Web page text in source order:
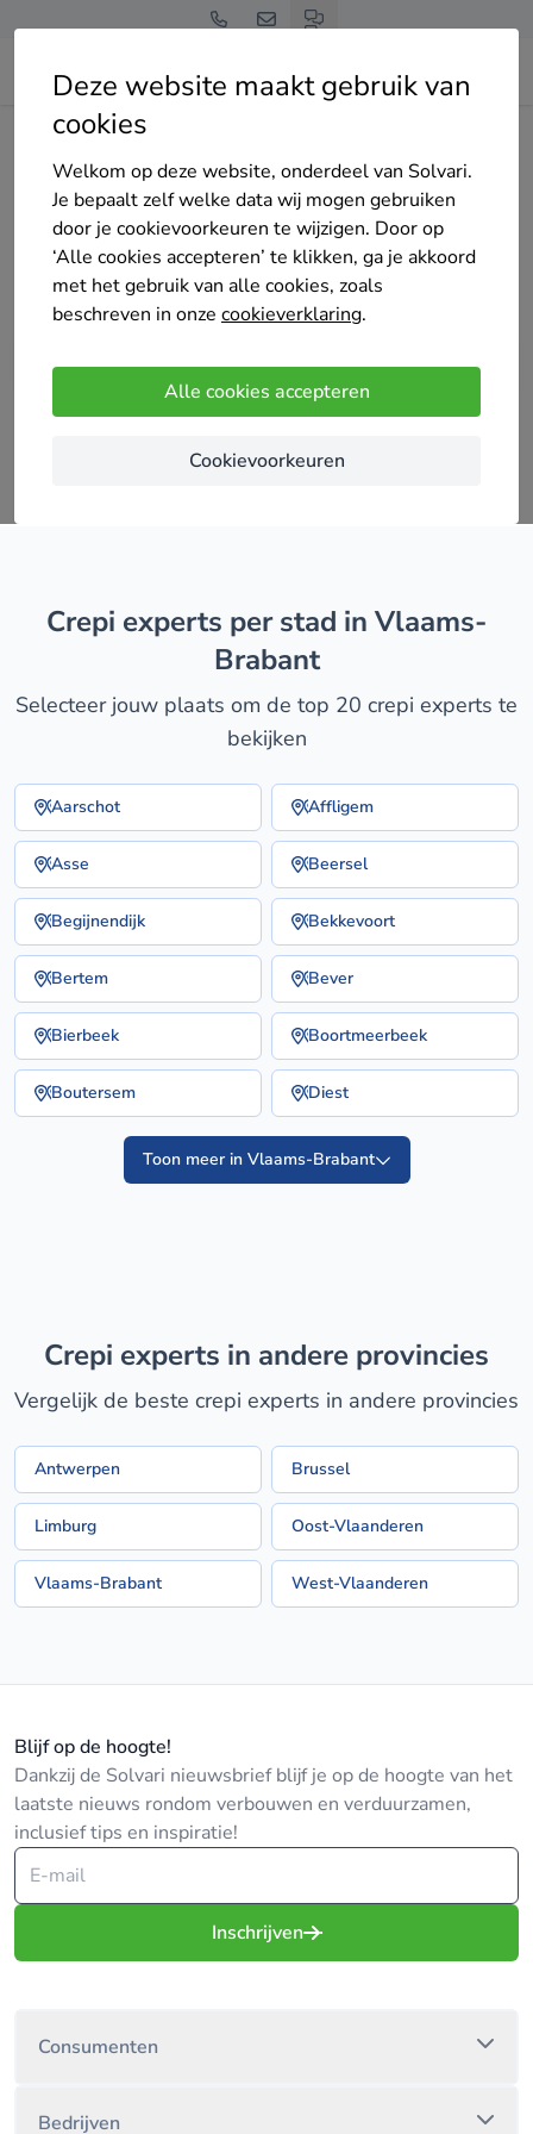
Deze website maakt gebruik van
cookies
Welkom op deze website, onderdeel van Solvari.
Je bepaalt zelf welke data wij mogen gebruiken
door je cookievoorkeuren te wijzigen. Door op
‘Alle cookies accepteren’ te klikken, ga je akkoord
met het gebruik van alle cookies, zoals
beschreven in onze cookieverklaring.
Alle cookies accepteren
Cookievoorkeuren
Home Crepi Vlaams-Brabant
Tot 4 offertes op maat
crepi experts in
Vlaams-Brabant
Vergelijk offertes
crepi experts per stad in Vlaams-
Brabant
Selecteer jouw plaats om de top 20 crepi experts te
bekijken
Aarschot Affligem
Asse Beersel
Begijnendijk Bekkevoort
Bertem Bever
Bierbeek Boortmeerbeek
Boutersem Diest
Toon meer in Vlaams-Brabant
crepi experts in andere provincies
Vergelijk de beste crepi experts in andere provincies
Antwerpen Brussel
Limburg Oost-Vlaanderen
Vlaams-Brabant West-Vlaanderen
Blijf op de hoogte!
Dankzij de Solvari nieuwsbrief blijf je op de hoogte van het
laatste nieuws rondom verbouwen en verduurzamen,
inclusief tips en inspiratie!
Inschrijven
Consumenten
Bedrijven